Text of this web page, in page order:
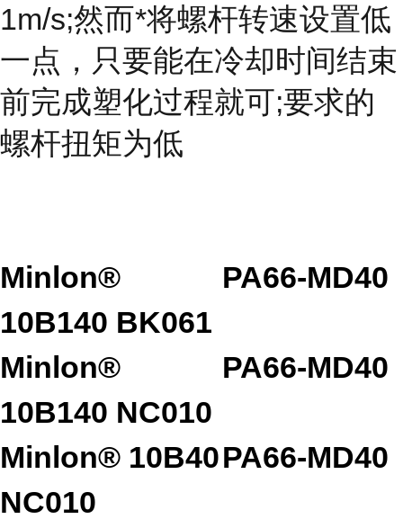
1m/s;然而*将螺杆转速设置低
一点，只要能在冷却时间结束
前完成塑化过程就可;要求的
螺杆扭矩为低
Minlon®
10B140 BK061
PA66-MD40
Minlon®
10B140 NC010
PA66-MD40
Minlon® 10B40
NC010
PA66-MD40